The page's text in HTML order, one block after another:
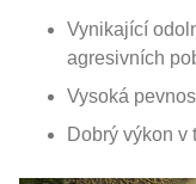
Vynikající
agresivních
Vysoká
Dobrý výkon v